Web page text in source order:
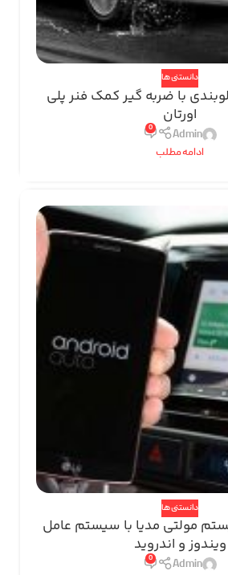
دانستنی ها
با ضربه گیر کمک فنر پلی
اورتان
Admin
0
ادامه مطلب
دانستنی ها
مولتی مدیا با سیستم عامل
ویندوز و اندروید
Admin
0